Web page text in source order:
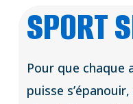
SPORT
Pour que chaque
puisse